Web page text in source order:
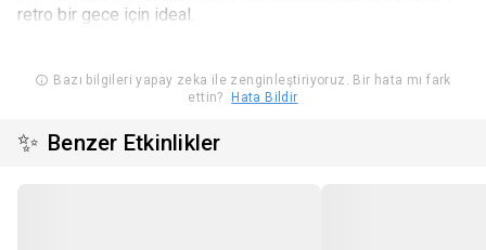
retro bir gece için ideal.
Bazı bilgileri yapay zeka ile zenginleştiriyoruz. Bir hata mı fark
ettin?
Hata Bildir
✨ Benzer Etkinlikler